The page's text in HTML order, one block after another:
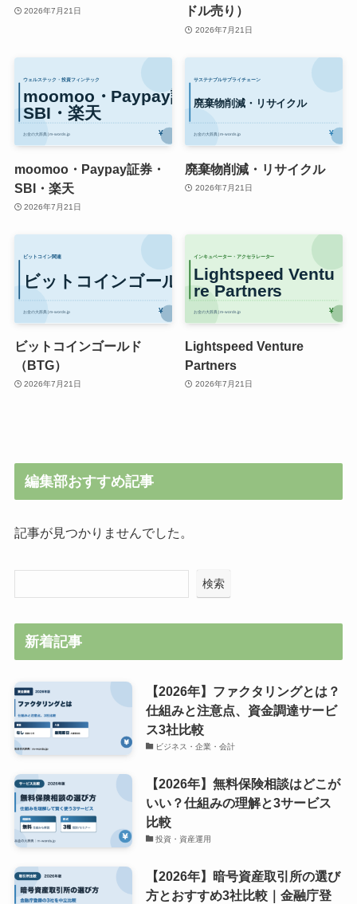
2026年7月21日
ドル売り）
2026年7月21日
moomoo・Paypay証券・
SBI・楽天
2026年7月21日
廃棄物削減・リサイクル
2026年7月21日
ビットコインゴールド
（BTG）
2026年7月21日
Lightspeed Venture
Partners
2026年7月21日
編集部おすすめ記事
記事が見つかりませんでした。
検索
新着記事
【2026年】ファクタリングとは？
仕組みと注意点、資金調達サービ
ス3社比較
ビジネス・企業・会計
【2026年】無料保険相談はどこが
いい？仕組みの理解と3サービス
比較
投資・資産運用
【2026年】暗号資産取引所の選び
方とおすすめ3社比較｜金融庁登